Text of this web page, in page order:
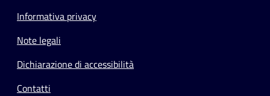
Informativa privacy
Note legali
Dichiarazione di accessibilità
Contatti